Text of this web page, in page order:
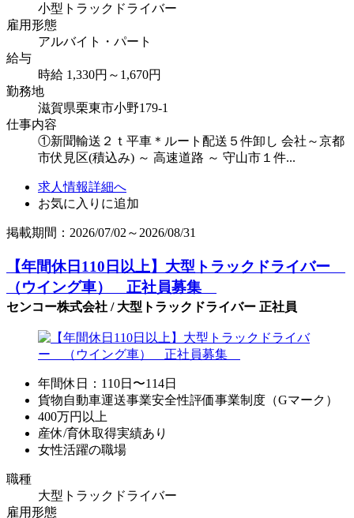
小型トラックドライバー
雇用形態
アルバイト・パート
給与
時給 1,330円～1,670円
勤務地
滋賀県栗東市小野179-1
仕事内容
①新聞輸送２ｔ平車＊ルート配送５件卸し 会社～京都
市伏見区(積込み) ～ 高速道路 ～ 守山市１件...
求人情報詳細へ
お気に入りに追加
掲載期間：2026/07/02～2026/08/31
【年間休日110日以上】大型トラックドライバー
（ウイング車） 正社員募集
センコー株式会社 / 大型トラックドライバー 正社員
年間休日：110日〜114日
貨物自動車運送事業安全性評価事業制度（Gマーク）
400万円以上
産休/育休取得実績あり
女性活躍の職場
職種
大型トラックドライバー
雇用形態